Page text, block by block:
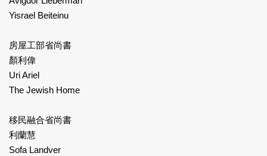
Yisrael Beiteinu
房屋工部省尚書
顏利偉
Uri Ariel
The Jewish Home
移民融合省尚書
利蘭慧
Sofa Landver